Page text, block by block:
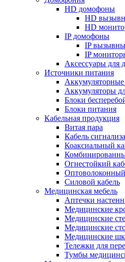
HD домофоны
HD
HD
IP домофоны
IP
IP
Аксессуары для
Источники питания
Аккумуляторные
Аккумуляторы
Блоки
Блоки питания
Кабельная продукция
Витая пара
Кабель
Коаксиальный
Огнестойкий
Оптоволоконный
Силовой кабель
Медицинская мебель
Аптечки
Медицинские
Медицинские
Медицинские
Медицинские
Тележки для
Тумбы